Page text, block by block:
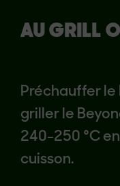
AU GRILL
Préchauffer le
griller le
240-250 °C
cuisson.